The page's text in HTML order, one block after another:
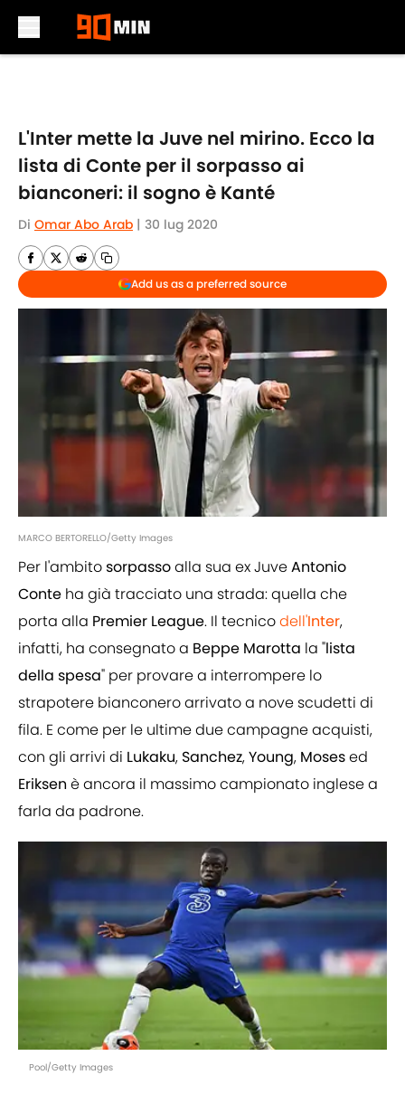
L'Inter mette la Juve nel mirino. Ecco la
lista di Conte per il sorpasso ai
bianconeri: il sogno è Kanté
Di Omar Abo Arab | 30 lug 2020
Add us as a preferred source
MARCO BERTORELLO/Getty Images
Per l'ambitosorpassoalla sua ex JuveAntonio
Conte ha già tracciato una strada: quella che
porta alla Premier League. Il tecnicodell'Inter,
infatti, ha consegnato a Beppe Marotta la "lista
della spesa" per provare a interrompere lo
strapotere bianconero arrivato a nove scudetti di
fila. E come per le ultime due campagne acquisti,
con gli arrivi di Lukaku, Sanchez,Young, Mosesed
Eriksen è ancora il massimo campionato inglese a
farla da padrone.
Pool/Getty Images